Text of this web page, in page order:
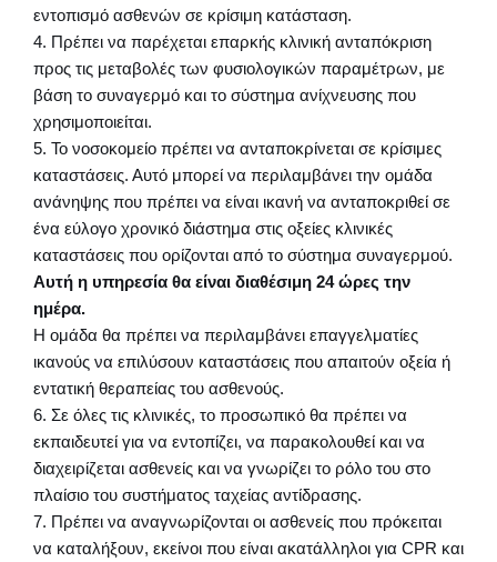
εντοπισμό ασθενών σε κρίσιμη κατάσταση.
4. Πρέπει να παρέχεται επαρκής κλινική ανταπόκριση
προς τις μεταβολές των φυσιολογικών παραμέτρων, με
βάση το συναγερμό και το σύστημα ανίχνευσης που
χρησιμοποιείται.
5. Το νοσοκομείο πρέπει να ανταποκρίνεται σε κρίσιμες
καταστάσεις. Αυτό μπορεί να περιλαμβάνει την ομάδα
ανάνηψης που πρέπει να είναι ικανή να ανταποκριθεί σε
ένα εύλογο χρονικό διάστημα στις οξείες κλινικές
καταστάσεις που ορίζονται από το σύστημα συναγερμού.
Αυτή η υπηρεσία θα είναι διαθέσιμη 24 ώρες την
ημέρα.
Η ομάδα θα πρέπει να περιλαμβάνει επαγγελματίες
ικανούς να επιλύσουν καταστάσεις που απαιτούν οξεία ή
εντατική θεραπείας του ασθενούς.
6. Σε όλες τις κλινικές, το προσωπικό θα πρέπει να
εκπαιδευτεί για να εντοπίζει, να παρακολουθεί και να
διαχειρίζεται ασθενείς και να γνωρίζει το ρόλο του στο
πλαίσιο του συστήματος ταχείας αντίδρασης.
7. Πρέπει να αναγνωρίζονται οι ασθενείς που πρόκειται
να καταλήξουν, εκείνοι που είναι ακατάλληλοι για CPR και